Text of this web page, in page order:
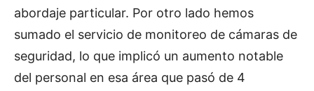
abordaje particular. Por otro lado hemos
sumado el servicio de monitoreo de cámaras de
seguridad, lo que implicó un aumento notable
del personal en esa área que pasó de 4